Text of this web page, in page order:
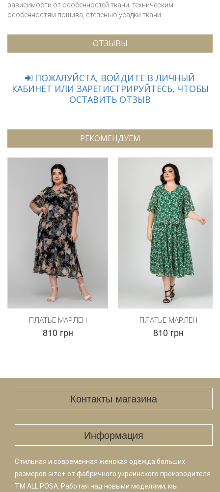
зависимости от особенностей ткани, техническим
особенностям пошива, степенью усадки ткани.
ОТЗЫВЫ
ПОЖАЛУЙСТА, ВОЙДИТЕ В ЛИЧНЫЙ
КАБИНЕТ ИЛИ ЗАРЕГИСТРИРУЙТЕСЬ, ЧТОБЫ
ОСТАВИТЬ ОТЗЫВ
РЕКОМЕНДУЕМ
ПЛАТЬЕ МАРЛЕН
810 грн
ПЛАТЬЕ МАРЛЕН
810 грн
Контакты магазина
Информация
Стильная и современная женская одежда больших
размеров size+ от фабричного украинского производителя
TM ALL POSA. Работая над новыми моделями, мы